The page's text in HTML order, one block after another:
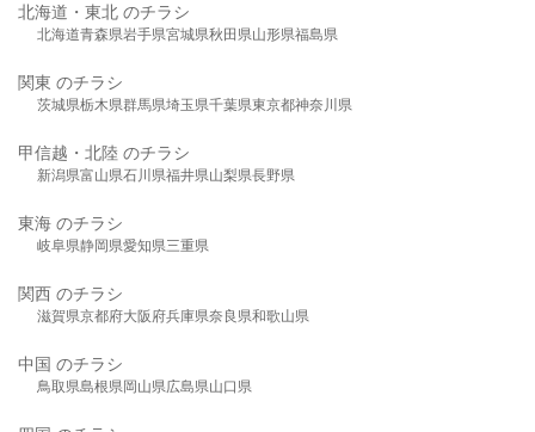
北海道・東北 のチラシ
北海道青森県岩手県宮城県秋田県山形県福島県
関東 のチラシ
茨城県栃木県群馬県埼玉県千葉県東京都神奈川県
甲信越・北陸 のチラシ
新潟県富山県石川県福井県山梨県長野県
東海 のチラシ
岐阜県静岡県愛知県三重県
関西 のチラシ
滋賀県京都府大阪府兵庫県奈良県和歌山県
中国 のチラシ
鳥取県島根県岡山県広島県山口県